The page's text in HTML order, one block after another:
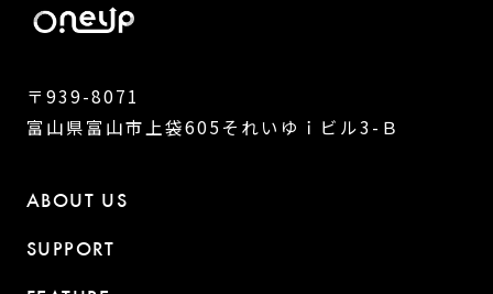
〒939-8071
富山県富山市上袋605それいゆｉビル3-Ｂ
ABOUT US
SUPPORT